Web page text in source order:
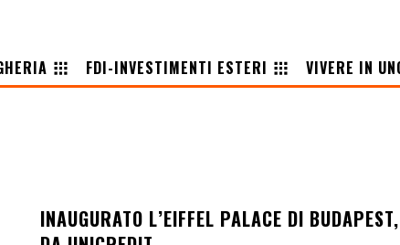
FDI-INVESTIMENTI ESTERI VIVERE IN
INAUGURATO L’EIFFEL PALACE DI